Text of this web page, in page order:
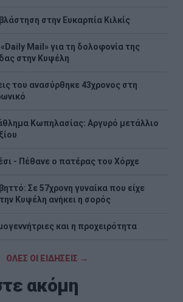
στην Ευκαρπία Κιλκίς
Mail» για τη δολοφονία της
στην Κυψέλη
του ανασύρθηκε 43χρονος στη
Κωπηλασίας: Αργυρό μετάλλιο
- Πέθανε ο πατέρας του Χόρχε
Σε 57χρονη γυναίκα που είχε
Κυψέλη ανήκει η σορός
και η προχειρότητα
ΟΛΕΣ ΟΙ ΕΙΔΗΣΕΙΣ →
ακόμη